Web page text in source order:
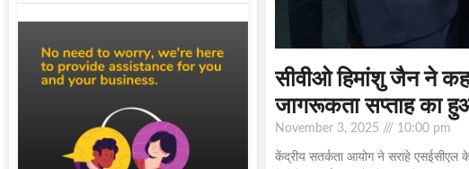
सीवीओ हिमांशु जैन ने
जागरूकता सप्ताह का
November 3, 2025 10:00 pm
केंद्रीय सतर्कता आयोग ने सराहे एसईसीएल